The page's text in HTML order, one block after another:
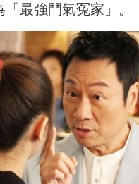
最強鬥氣冤家」。